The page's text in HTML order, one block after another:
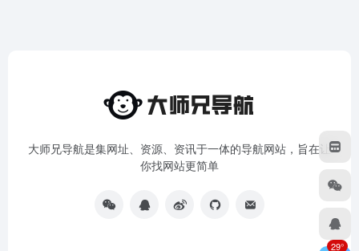
大师兄导航是集网址、资源、资讯于一体的导航网站，旨在让
你找网站更简单
29°